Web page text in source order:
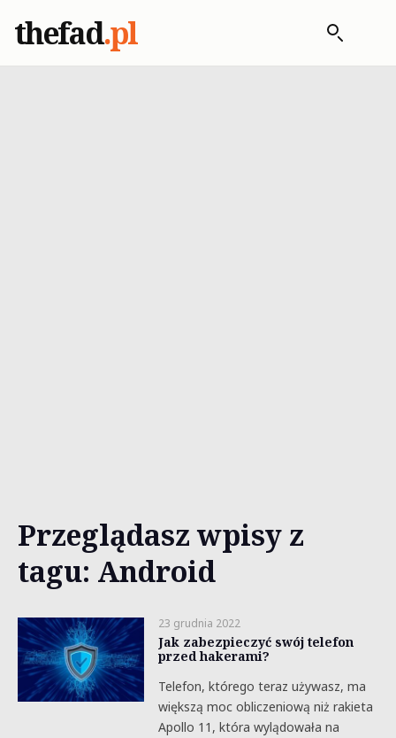
thefad.pl
Przeglądasz wpisy z
tagu: Android
23 grudnia 2022
Jak zabezpieczyć swój telefon
przed hakerami?
Telefon, którego teraz używasz, ma
większą moc obliczeniową niż rakieta
Apollo 11, która wylądowała na